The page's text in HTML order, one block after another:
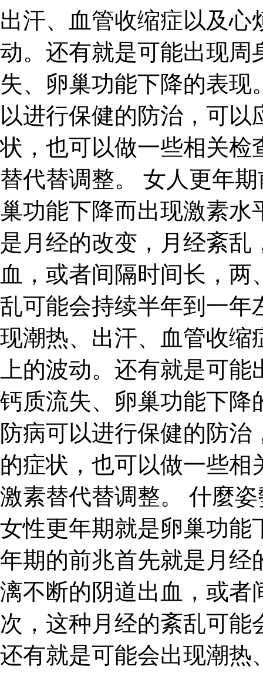
出汗、血管收缩症以及
动。还有就是可能出现周
失、卵巢功能下降的表
以进行保健的防治，可
状，也可以做一些相关检
替代替调整。 女人更年
巢功能下降而出现激素水
是月经的改变，月经紊
血，或者间隔时间长，
乱可能会持续半年到一年
现潮热、出汗、血管收缩
上的波动。还有就是可
钙质流失、卵巢功能下降
防病可以进行保健的防
的症状，也可以做一些
激素替代替调整。 什麼
女性更年期就是卵巢功能
年期的前兆首先就是月经
漓不断的阴道出血，或者
次，这种月经的紊乱可
还有就是可能会出现潮热